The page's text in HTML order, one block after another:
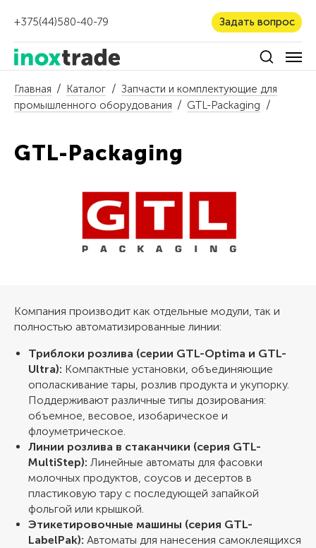
+375(44)580-40-79 Задать вопрос
Главная Каталог
Запчасти и комплектующие для
промышленного оборудования
GTL-Packaging
GTL-Packaging
Компания производит как отдельные модули, так и
полностью автоматизированные линии:
Триблоки розлива (серии GTL-Optima и GTL-
Ultra): Компактные установки, объединяющие
ополаскивание тары, розлив продукта и укупорку.
Поддерживают различные типы дозирования:
объемное, весовое, изобарическое и
флоуметрическое.
Линии розлива в стаканчики (серия GTL-
MultiStep): Линейные автоматы для фасовки
молочных продуктов, соусов и десертов в
пластиковую тару с последующей запайкой
фольгой или крышкой.
Этикетировочные машины (серия GTL-
LabelPak): Автоматы для нанесения самоклеящихся